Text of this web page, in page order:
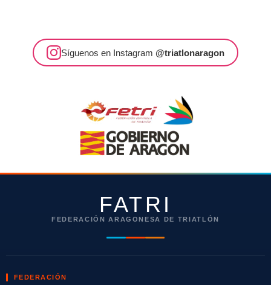
Síguenos en Instagram @triatlonaragon
FATRI
FEDERACIÓN ARAGONESA DE TRIATLÓN
FEDERACIÓN